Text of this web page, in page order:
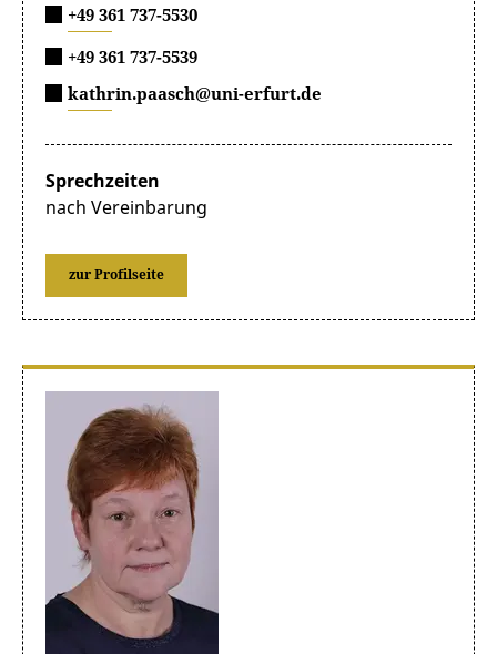
+49 361 737-5530
+49 361 737-5539
kathrin.paasch@uni-erfurt.de
Sprechzeiten
nach Vereinbarung
zur Profilseite